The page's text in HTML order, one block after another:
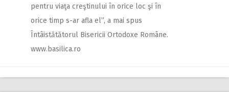
pentru viaţa creştinului în orice loc şi în
orice timp s-ar afla el”, a mai spus
Întâistătătorul Bisericii Ortodoxe Române.
www.basilica.ro